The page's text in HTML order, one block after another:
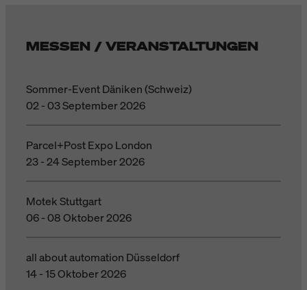
MESSEN / VERANSTALTUNGEN
Sommer-Event Däniken (Schweiz)
02 - 03 September 2026
Parcel+Post Expo London
23 - 24 September 2026
Motek Stuttgart
06 - 08 Oktober 2026
all about automation Düsseldorf
14 - 15 Oktober 2026